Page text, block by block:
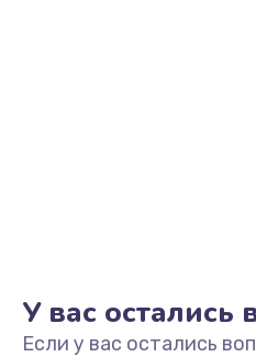
У вас остались
Если у вас остались